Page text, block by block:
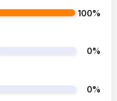
100%
0%
0%